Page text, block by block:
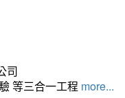
司
等三合一工程 more...